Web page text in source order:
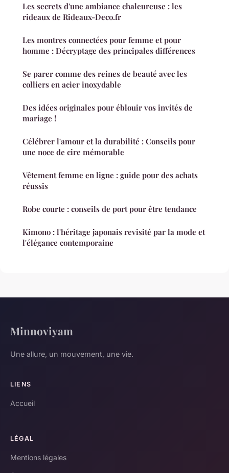
Les secrets d'une ambiance chaleureuse : les
rideaux de Rideaux-Deco.fr
Les montres connectées pour femme et pour
homme : Décryptage des principales différences
Se parer comme des reines de beauté avec les
colliers en acier inoxydable
Des idées originales pour éblouir vos invités de
mariage !
Célébrer l'amour et la durabilité : Conseils pour
une noce de cire mémorable
Vêtement femme en ligne : guide pour des achats
réussis
Robe courte : conseils de port pour être tendance
Kimono : l'héritage japonais revisité par la mode et
l'élégance contemporaine
Minnoviyam
Une allure, un mouvement, une vie.
LIENS
Accueil
LÉGAL
Mentions légales